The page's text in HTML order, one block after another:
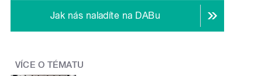
Jak nás naladíte na DABu
VÍCE O TÉMATU